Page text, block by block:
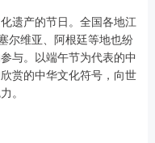
遗产的节日。全国各地江
尔维亚、阿根廷等地也纷
与。以端午节为代表的中
赏的中华文化符号，向世
。